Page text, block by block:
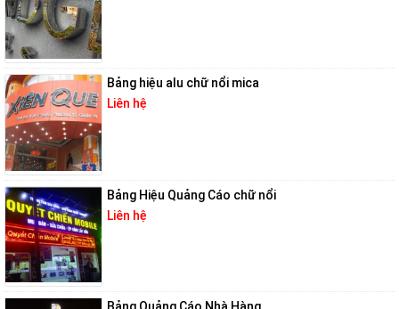
Bảng hiệu alu chữ nổi mica
Liên hệ
Bảng Hiệu Quảng Cáo chữ nổi
Liên hệ